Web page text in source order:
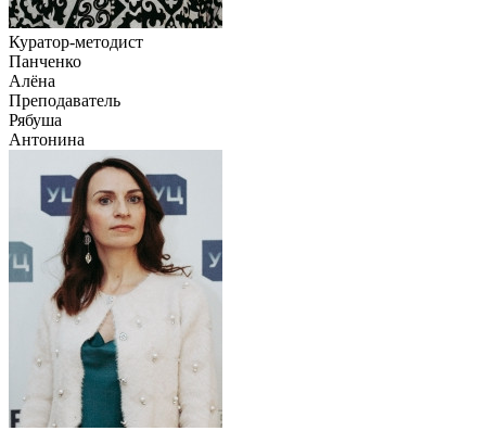
Куратор-методист
Панченко
Алёна
Преподаватель
Рябуша
Антонина